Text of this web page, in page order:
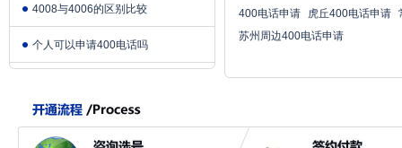
4008与4006的区别比较
个人可以申请400电话吗
400电话申请
虎丘400电话申请
苏州周边400电话申请